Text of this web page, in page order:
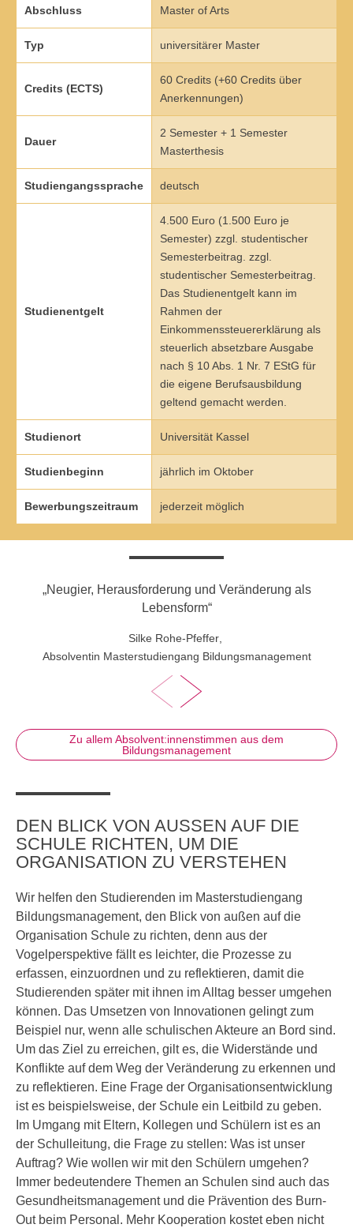
Organisation, Wettbewerb und Recht im ÖPNV
Planung, Betrieb und Steuerung von Produktions- und
Übersicht
Qualitätsmanagement in Entwicklung, Planung, Produktion und
Informationsmanagement in Produktion und Logistik
Studienprogramme Energie-Bauen-Umwelt
BWL-Kompakt
Übersicht
Betriebswirtschaft des ÖPNV
Übersicht
Übersicht
Kompetenzbasiertes Projektmanagement
Übersicht
Business Spotlight
Übersicht
Abschluss Master of Arts
Typ universitärer Master
Credits (ECTS)
60 Credits (+60 Credits über
Anerkennungen)
Dauer
2 Semester + 1 Semester
Masterthesis
Studiengangssprache deutsch
Studienentgelt
4.500 Euro (1.500 Euro je
Semester) zzgl. studentischer
Semesterbeitrag. zzgl.
studentischer Semesterbeitrag.
Das Studienentgelt kann im
Rahmen der
Einkommenssteuererklärung als
steuerlich absetzbare Ausgabe
nach § 10 Abs. 1 Nr. 7 EStG für
die eigene Berufsausbildung
geltend gemacht werden.
Studienort Universität Kassel
Studienbeginn jährlich im Oktober
Bewerbungszeitraum jederzeit möglich
„Neugier, Herausforderung und Veränderung als
Lebensform“
Silke Rohe-Pfeffer,
Absolventin Masterstudiengang Bildungsmanagement
Zu allem Absolvent:innenstimmen aus dem
Bildungsmanagement
DEN BLICK VON AUSSEN AUF DIE S
CHULE RICHTEN, UM DIE O
RGANISATION ZU VERSTEHEN
Wir helfen den Studierenden im Masterstudiengang
Bildungsmanagement, den Blick von außen auf die
Organisation Schule zu richten, denn aus der
Vogelperspektive fällt es leichter, die Prozesse zu
erfassen, einzuordnen und zu reflektieren, damit die
Studierenden später mit ihnen im Alltag besser umgehen
können. Das Umsetzen von Innovationen gelingt zum
Beispiel nur, wenn alle schulischen Akteure an Bord sind.
Um das Ziel zu erreichen, gilt es, die Widerstände und
Konflikte auf dem Weg der Veränderung zu erkennen und
zu reflektieren. Eine Frage der Organisationsentwicklung
ist es beispielsweise, der Schule ein Leitbild zu geben.
Im Umgang mit Eltern, Kollegen und Schülern ist es an
der Schulleitung, die Frage zu stellen: Was ist unser
Auftrag? Wie wollen wir mit den Schülern umgehen?
Immer bedeutendere Themen an Schulen sind auch das
Gesundheitsmanagement und die Prävention des Burn-
Out beim Personal. Mehr Kooperation kostet eben nicht